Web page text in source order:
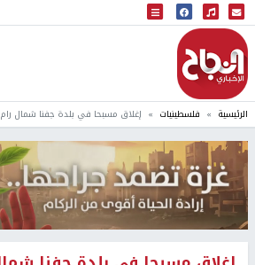
البث المباشر
إذاعة النجاح
الرئيسية فلسطينيات إغلاق مسبحا في بلدة جفنا شمال رام